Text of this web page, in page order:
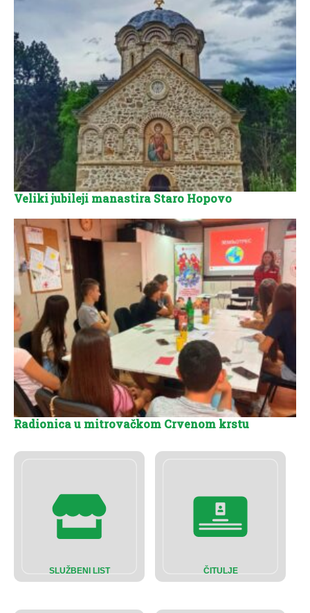
SLUŽBENI LIST ČITULJE
Veliki jubileji manastira Staro Hopovo
Radionica u mitrovačkom Crvenom krstu